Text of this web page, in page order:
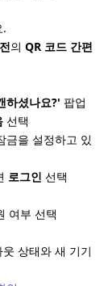
.
의 QR 코드 간편
하셨나요?' 팝업
선택
금을 설정하고 있
로그인 선택
여부 선택
상태와 새 기기